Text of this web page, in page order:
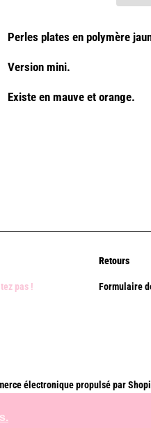
Perles plates en polymère
Version mini.
Existe en mauve et orange.
pas !
Retours
Formulaire
électronique propulsé par